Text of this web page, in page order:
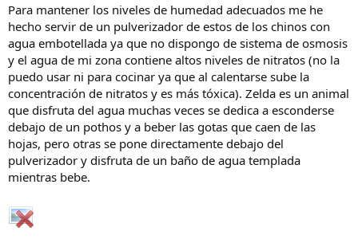
Para mantener los niveles de humedad adecuados me he
hecho servir de un pulverizador de estos de los chinos con
agua embotellada ya que no dispongo de sistema de osmosis
y el agua de mi zona contiene altos niveles de nitratos (no la
puedo usar ni para cocinar ya que al calentarse sube la
concentración de nitratos y es más tóxica). Zelda es un animal
que disfruta del agua muchas veces se dedica a esconderse
debajo de un pothos y a beber las gotas que caen de las
hojas, pero otras se pone directamente debajo del
pulverizador y disfruta de un baño de agua templada
mientras bebe.